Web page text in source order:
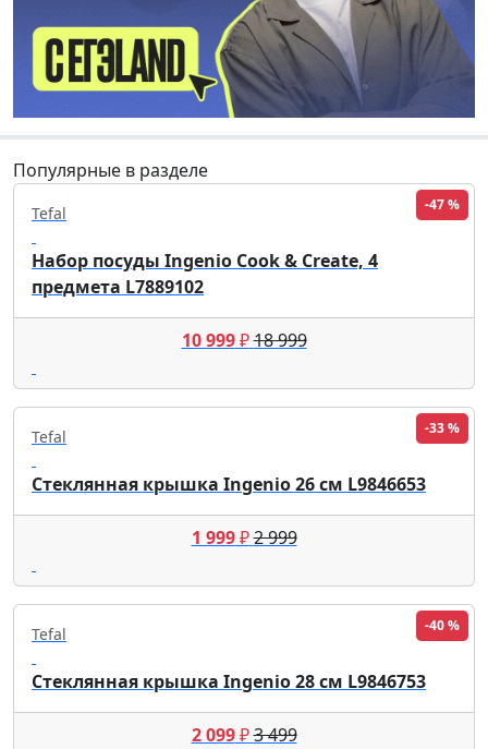
Популярные в разделе
-47 %
Tefal
Набор посуды Ingenio Cook & Create, 4
предмета L7889102
10 999₽18 999
-33 %
Tefal
Стеклянная крышка Ingenio 26 см L9846653
1 999₽2 999
-40 %
Tefal
Стеклянная крышка Ingenio 28 см L9846753
2 099₽3 499